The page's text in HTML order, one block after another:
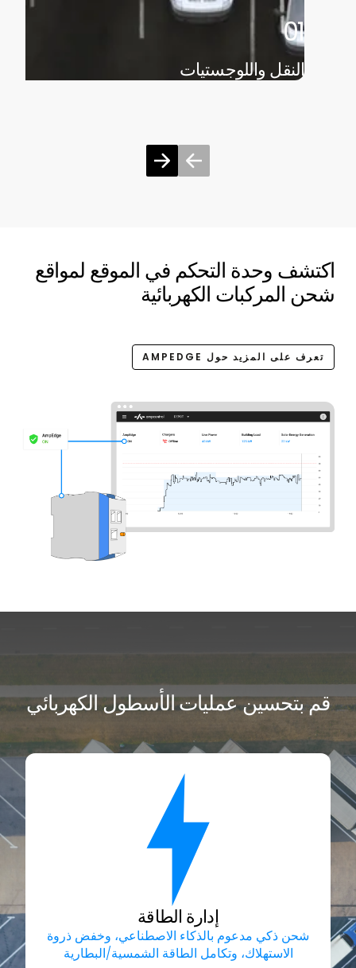
01
النقل واللوجستيات
اكتشف وحدة التحكم في الموقع لمواقع
شحن المركبات الكهربائية
تعرف على المزيد حول AMPEDGE
قم بتحسين عمليات الأسطول الكهربائي
إدارة الطاقة
شحن ذكي مدعوم بالذكاء الاصطناعي، وخفض ذروة
الاستهلاك، وتكامل الطاقة الشمسية/البطارية